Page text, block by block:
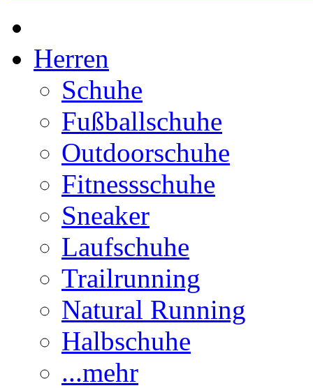
Herren
Schuhe
Fußballschuhe
Outdoorschuhe
Fitnessschuhe
Sneaker
Laufschuhe
Trailrunning
Natural Running
Halbschuhe
...mehr